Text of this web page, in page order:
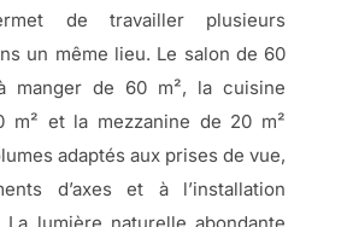
de travailler plusieurs
un même lieu. Le salon de 60
manger de 60 m², la cuisine
m² et la mezzanine de 20 m²
adaptés aux prises de vue,
d’axes et à l’installation